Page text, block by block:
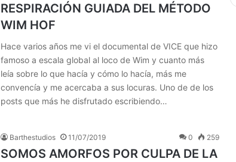
RESPIRACIÓN GUIADA DEL MÉTODO
WIM HOF
Hace varios años me vi el documental de VICE que hizo
famoso a escala global al loco de Wim y cuanto más
leía sobre lo que hacía y cómo lo hacía, más me
convencía y me acercaba a sus locuras. Uno de de los
posts que más he disfrutado escribiendo…
Barthestudios 11/07/2019 0 259
SOMOS AMORFOS POR CULPA DE LA